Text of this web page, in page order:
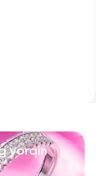
yorqin